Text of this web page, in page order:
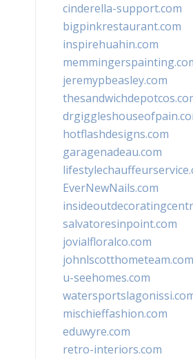
cinderella-support.com
bigpinkrestaurant.com
inspirehuahin.com
jeremypbeasley.com
hotflashdesigns.com
garagenadeau.com
EverNewNails.com
salvatoresinpoint.com
jovialfloralco.com
johnlscotthometeam.com
u-seehomes.com
mischieffashion.com
eduwyre.com
retro-interiors.com